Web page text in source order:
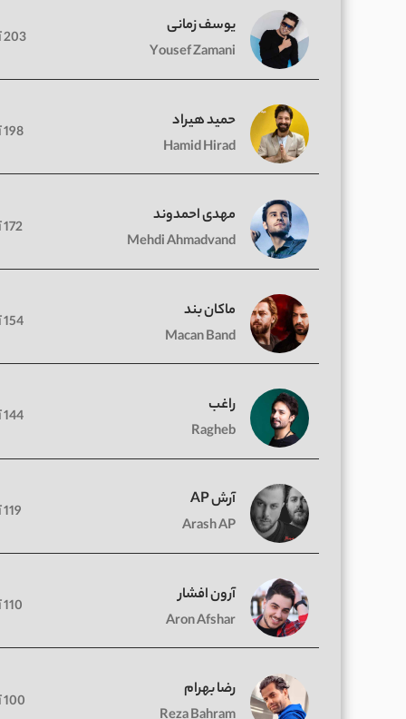
یوسف زمانی
Yousef Zamani
203 آهنگ
حمید هیراد
Hamid Hirad
198 آهنگ
مهدی احمدوند
Mehdi Ahmadvand
172 آهنگ
ماکان بند
Macan Band
154 آهنگ
راغب
Ragheb
144 آهنگ
آرش AP
Arash AP
119 آهنگ
آرون افشار
Aron Afshar
110 آهنگ
رضا بهرام
100 آهنگ